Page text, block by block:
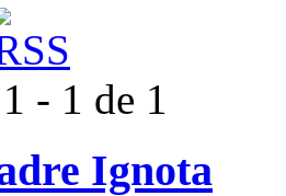
- 1 de 1
Ignota